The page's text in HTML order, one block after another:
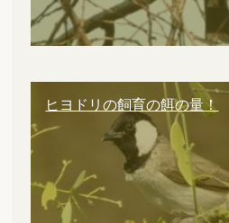
ヒヨドリの飼育の餌の量！